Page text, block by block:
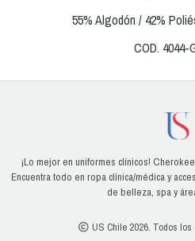
55% Algodón / 42%
COD. 4044-
¡Lo mejor en uniformes clínicos!
Encuentra todo en ropa clínica/médica y
de belleza, spa y
US Chile 2026. Todos